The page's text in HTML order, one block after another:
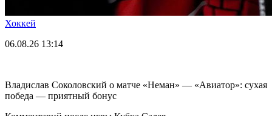
Хоккей
06.08.26 13:14
Владислав Соколовский о матче «Неман» — «Авиатор»: сухая
победа — приятный бонус